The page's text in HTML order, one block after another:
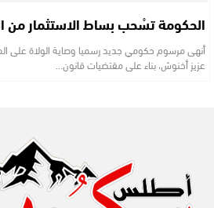
الحكومة تسْحب بساط الاستثمار من
أنهى مرسوم حكومي جديد رسميا وصاية الولاة على
عزيز أخنوش، بناء على مقتضيات قانون…